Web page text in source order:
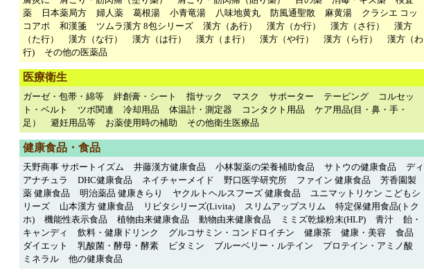
薬
日本薬局方 婦人薬 葛根湯 小青竜湯 八味地黄丸 防風通聖散 麻黄湯
クラシエ コッ
コアポ
和漢箋 ツムラ漢方 8包シリーズ 漢方（あ行） 漢方（か行） 漢方（さ行）
漢方
（た行）
漢方（な行） 漢方（は行） 漢方（ま行） 漢方（や行） 漢方（ら行）
漢方（わ
行)
その他の医薬品
医療衛生
ガーゼ・包帯・綿等 絆創膏・シート 指サック マスク サポーター テーピング
コルセッ
ト・ベルト
ツボ関連 冷却用品 体温計・測定器 コンタクト用品
ケア用品(目・鼻・手・
足）
避妊用品等 お薬使用時の補助 その他衛生医療品
健康食品・食品
天野商事 サポートイズム 井藤漢方健康食品 小林製薬の栄養補助食品 サトウの健康食品
ディ
アナチュラ
DHC健康食品 ネイチャーメイド 野口医学研究所 ファイン 健康食品
芳香園製
薬 健康食品
明治薬品 健康きらり ヤクルトヘルスフーズ 健康食品
ユニマットリケン こどもシ
リーズ
山本漢方 健康食品 リビタシリーズ(Livita) スリムアップスリム
特定保健用食品(トク
ホ)
機能性表示食品 植物由来健康食品 動物由来健康食品 ミミズ乾燥粉末(HLP) 青汁
飴・
キャンディ
飲料・健康ドリンク グルコサミン・コンドロイチン 健康茶 健康・美容
食品
ダイエット
乳酸菌・酵母・酵素 ビタミン ブルーベリー・ルテイン
プロテイン・アミノ酸
ミネラル
他の健康食品